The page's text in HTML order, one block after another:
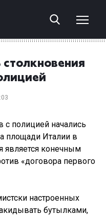
с полицией начались
площади Италии в
является конечным
«договора первого
настроенных
бутылками,